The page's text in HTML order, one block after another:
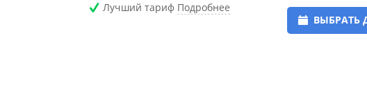
Лучший тариф Подробнее
ВЫБРАТЬ